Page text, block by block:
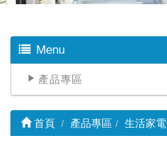
Menu
產品專區
首頁 產品專區 生活家電